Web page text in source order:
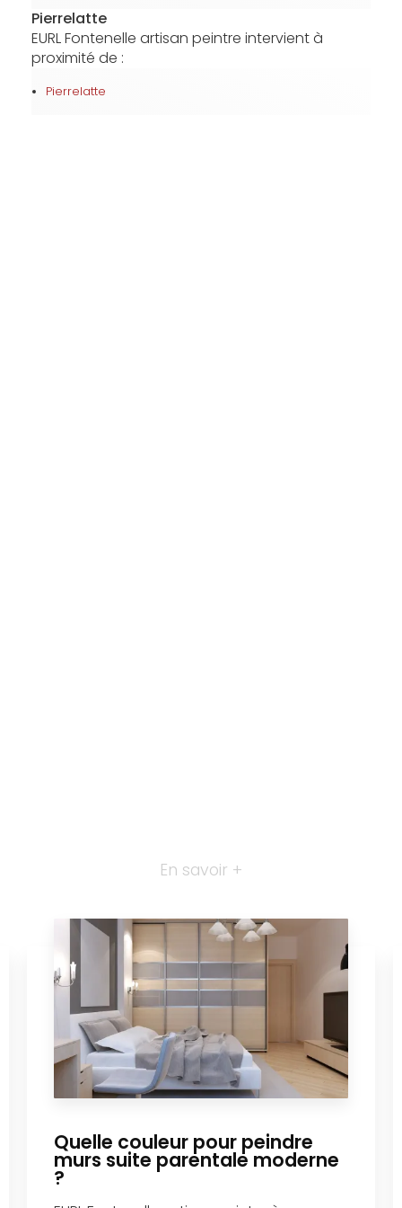
Pierrelatte
EURL Fontenelle artisan peintre intervient à
proximité de :
Pierrelatte
En savoir +
Quelle couleur pour peindre
murs suite parentale moderne
?